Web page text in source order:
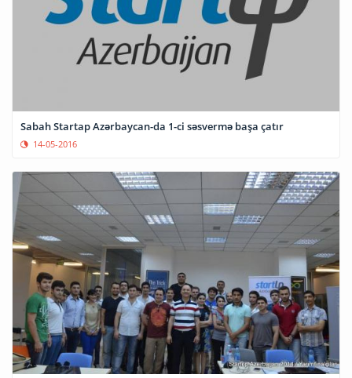
Sabah Startap Azərbaycan-da 1-ci səsvermə başa çatır
14-05-2016